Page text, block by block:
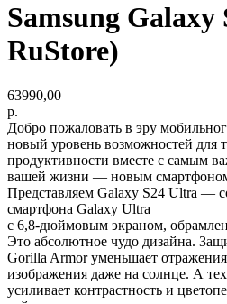
Samsung Galaxy
RuStore)
63990,00
р.
Добро пожаловать в эру
новый уровень возможностей для
продуктивности вместе с самым
вашей жизни — новым
Представляем Galaxy S24 Ultra —
смартфона Galaxy Ultra
с 6,8-дюймовым экраном,
Это абсолютное чудо дизайна.
Gorilla Armor уменьшает
изображения даже на солнце. А
усиливает контрастность и